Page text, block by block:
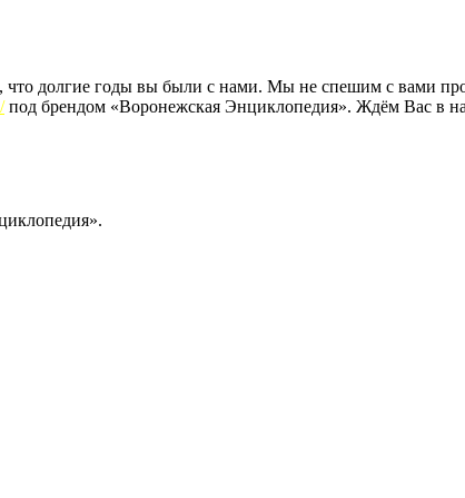
что долгие годы вы были с нами. Мы не спешим с вами
под брендом «Воронежская Энциклопедия». Ждём Вас в